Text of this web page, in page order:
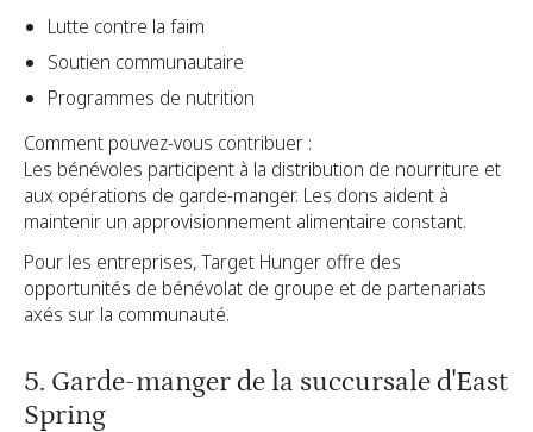
Lutte contre la faim
Soutien communautaire
Programmes de nutrition
Comment pouvez-vous contribuer :
Les bénévoles participent à la distribution de nourriture et
aux opérations de garde-manger. Les dons aident à
maintenir un approvisionnement alimentaire constant.
Pour les entreprises, Target Hunger offre des
opportunités de bénévolat de groupe et de partenariats
axés sur la communauté.
5. Garde-manger de la succursale d'East
Spring